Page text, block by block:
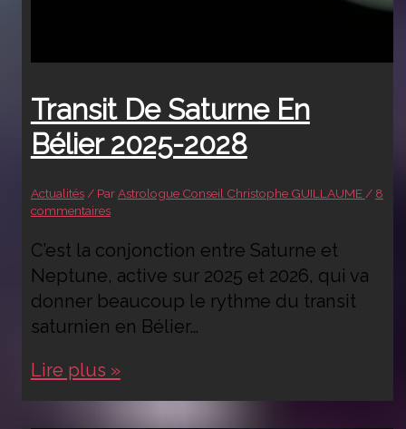
Transit De Saturne En
Bélier 2025-2028
Actualités/ ParAstrologue Conseil Christophe GUILLAUME / 8
commentaires
C’est la conjonction entre Saturne et
Neptune, active sur 2025 et 2026, qui va
donner beaucoup le rythme du transit
saturnien en Bélier…
Transit
Lire plus »